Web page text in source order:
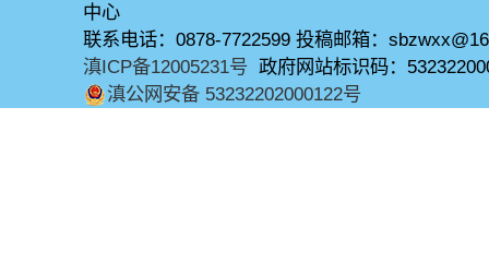
中心
联系电话：0878-7722599 投稿邮箱：
滇ICP备12005231号 政府网站标识码：
滇公网安备 53232202000122号